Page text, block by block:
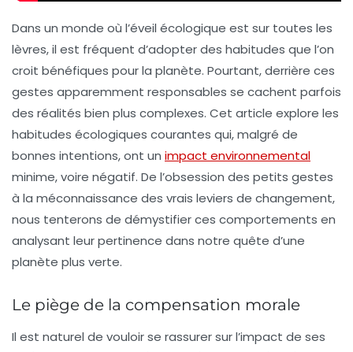
Dans un monde où l’éveil écologique est sur toutes les
lèvres, il est fréquent d’adopter des habitudes que l’on
croit bénéfiques pour la planète. Pourtant, derrière ces
gestes apparemment responsables se cachent parfois
des réalités bien plus complexes. Cet article explore les
habitudes écologiques courantes qui, malgré de
bonnes intentions, ont un impact environnemental
minime, voire négatif. De l’obsession des petits gestes
à la méconnaissance des vrais leviers de changement,
nous tenterons de démystifier ces comportements en
analysant leur pertinence dans notre quête d’une
planète plus verte.
Le piège de la compensation morale
Il est naturel de vouloir se rassurer sur l’impact de ses